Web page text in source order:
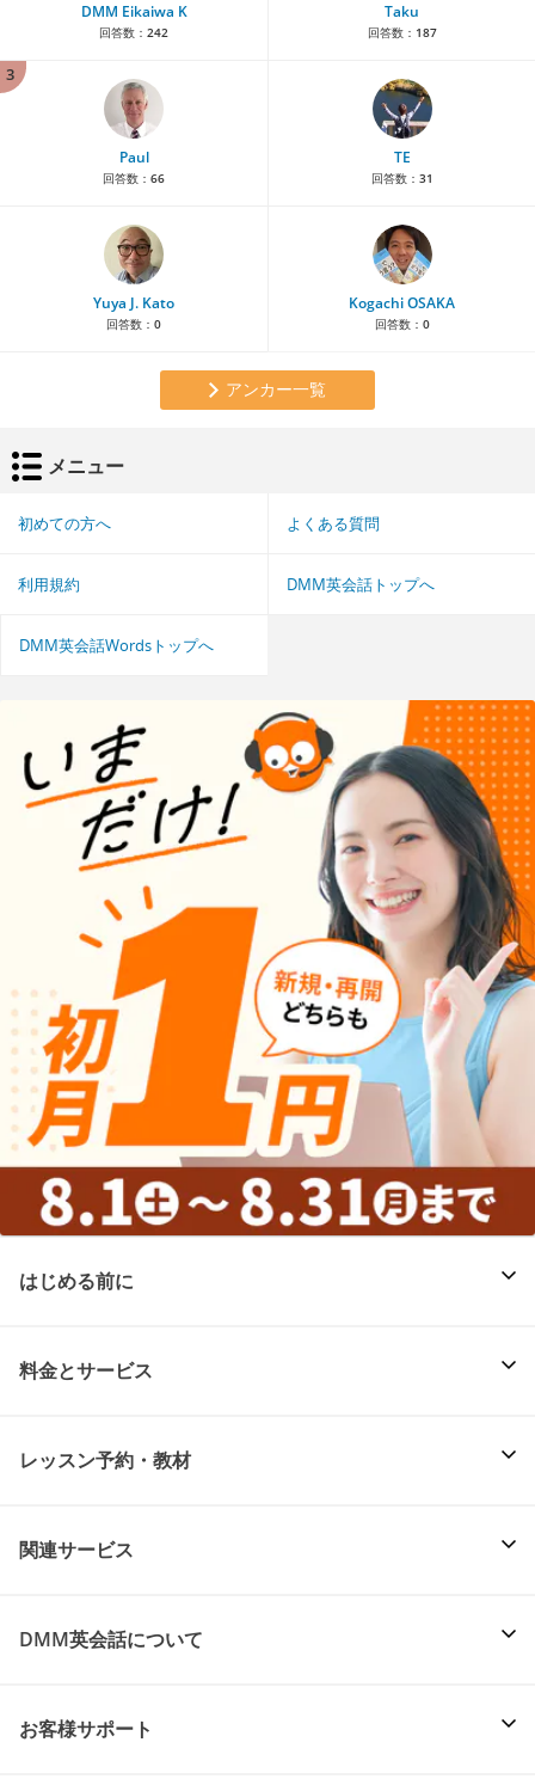
DMM Eikaiwa K
回答数： 242
Taku
回答数： 187
3
Paul
回答数： 66
TE
回答数： 31
Yuya J. Kato
回答数： 0
Kogachi OSAKA
回答数： 0
アンカー一覧
メニュー
初めての方へ よくある質問
利用規約 DMM英会話トップへ
DMM英会話Wordsトップへ
はじめる前に
料金とサービス
レッスン予約・教材
関連サービス
DMM英会話について
お客様サポート